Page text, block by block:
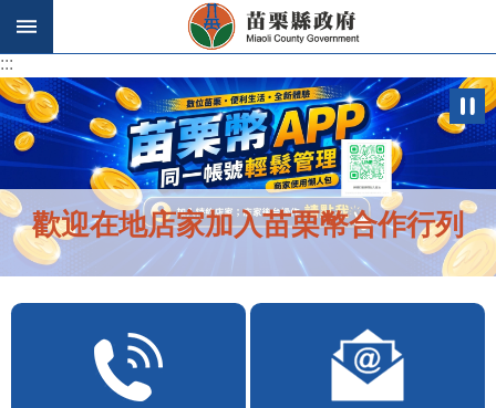
跳到主要內容區塊
:::
:::
歡迎在地店家加入苗栗幣合作行列